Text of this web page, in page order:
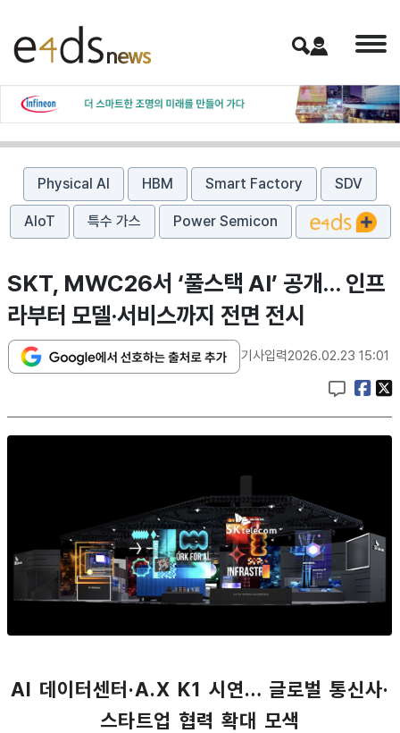
Physical AI HBM Smart Factory SDV
AIoT 특수 가스 Power Semicon
SKT, MWC26서 ‘풀스택 AI’ 공개… 인프
라부터 모델·서비스까지 전면 전시
기사입력2026.02.23 15:01
AI 데이터센터·A.X K1 시연… 글로벌 통신사·
스타트업 협력 확대 모색